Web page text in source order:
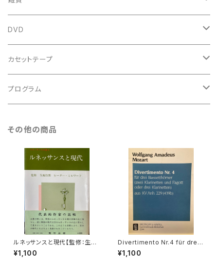
鍵盤用
スコア
古楽以外
トートバッグ
バロック
ルネサンス
DVD
古楽
古楽以外
カセットテープ
古楽
プログラム
古楽以外
その他の商品
ルネッサンスと現代【監修：生地
竹郎 ピーター・ミルワード】出版
社：荒竹出版 昭和54年
¥1,100
Divertimento Nr.4 für drei
Basetthörner(zwei klarinet
ten und Fagotto oder drei
¥1,100